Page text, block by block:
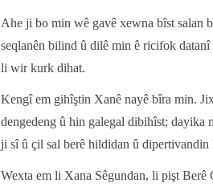
Ahe ji bo min wê gavê xewna bîst salan
seqlanên bilind û dilê min ê ricifok
li wir kurk dihat.
Kengî em gihîştin Xanê nayê bîra min.
dengedeng û hin galegal dibihîst;
ji sî û çil sal berê hildidan û dipertivandin
Wexta em li Xana Sêgundan, li pişt